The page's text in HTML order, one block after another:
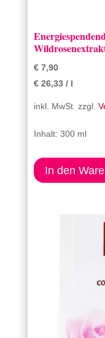
€7,90
€26,33/ l
inkl. MwSt. zzgl.
Inhalt: 300 ml
In den